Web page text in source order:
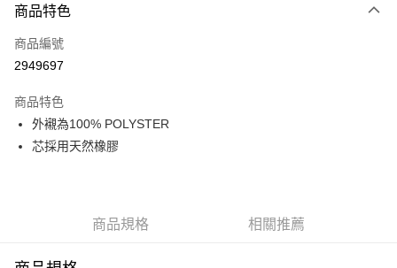
信用卡一次付款
超商取貨付款
Apple Pay
悠遊付
AFTEE先享後付
【關於「AFTEE先享後付」】
商品特色
商品編號
2949697
商品特色
外襯為100% POLYSTER
芯採用天然橡膠
商品規格 相關推薦